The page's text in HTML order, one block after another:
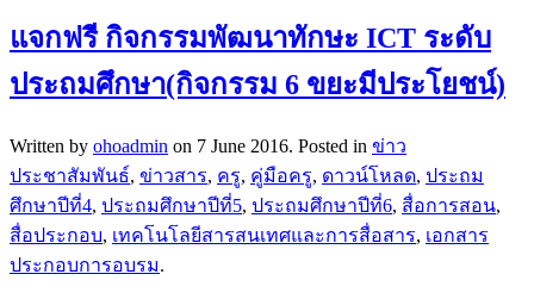
แจกฟรี กิจกรรมพัฒนาทักษะ ICT ระดับ
ประถมศึกษา(กิจกรรม 6 ขยะมีประโยชน์)
Written by ohoadmin on 7 June 2016. Posted in ข่าว
ประชาสัมพันธ์, ข่าวสาร, ครู, คู่มือครู, ดาวน์โหลด, ประถม
ศึกษาปีที่4, ประถมศึกษาปีที่5, ประถมศึกษาปีที่6, สื่อการสอน,
สื่อประกอบ, เทคโนโลยีสารสนเทศและการสื่อสาร, เอกสาร
ประกอบการอบรม.